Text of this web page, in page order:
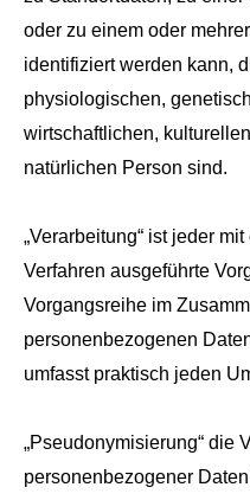
oder zu einem oder
identifiziert werden kann,
physiologischen,
wirtschaftlichen,
natürlichen Person sind.
„Verarbeitung“ ist jeder
Verfahren ausgeführte
Vorgangsreihe im
personenbezogenen
umfasst praktisch jeden
„Pseudonymisierung“ die
personenbezogener